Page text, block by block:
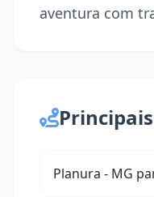
aventura com
Planura - MG